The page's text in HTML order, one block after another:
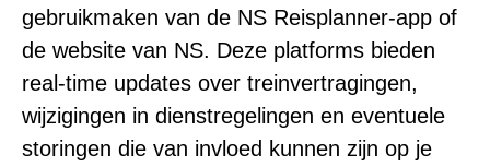
gebruikmaken van de NS Reisplanner-app of
de website van NS. Deze platforms bieden
real-time updates over treinvertragingen,
wijzigingen in dienstregelingen en eventuele
storingen die van invloed kunnen zijn op je